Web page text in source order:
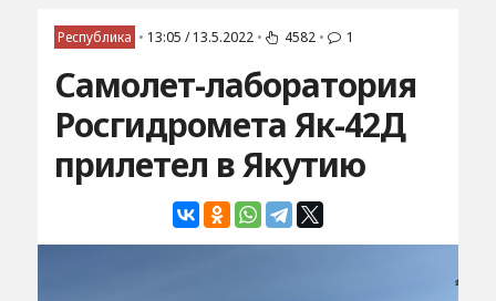
Республика • 13:05 / 13.5.2022 • 4582 • 1
Самолет-лаборатория
Росгидромета Як-42Д
прилетел в Якутию